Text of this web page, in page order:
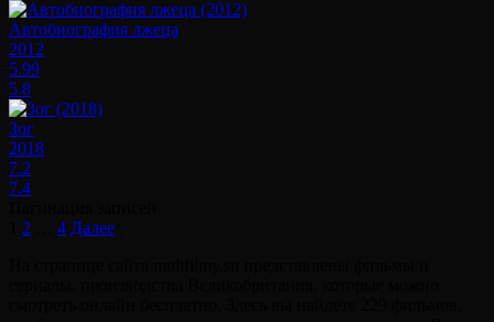
Автобиография лжеца
2012
5.99
5.8
Зог
2018
7.2
7.4
2 4 Далее